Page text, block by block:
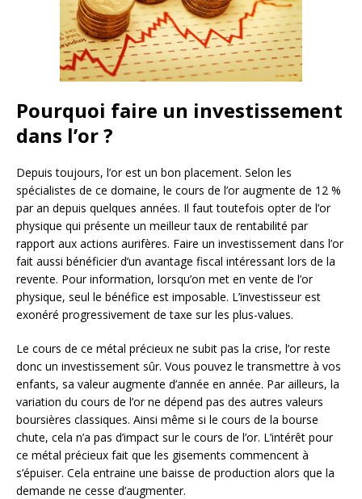
Pourquoi faire un investissement
dans l’or ?
Depuis toujours, l’or est un bon placement. Selon les
spécialistes de ce domaine, le cours de l’or augmente de 12 %
par an depuis quelques années. Il faut toutefois opter de l’or
physique qui présente un meilleur taux de rentabilité par
rapport aux actions aurifères. Faire un investissement dans l’or
fait aussi bénéficier d’un avantage fiscal intéressant lors de la
revente. Pour information, lorsqu’on met en vente de l’or
physique, seul le bénéfice est imposable. L’investisseur est
exonéré progressivement de taxe sur les plus-values.
Le cours de ce métal précieux ne subit pas la crise, l’or reste
donc un investissement sûr. Vous pouvez le transmettre à vos
enfants, sa valeur augmente d’année en année. Par ailleurs, la
variation du cours de l’or ne dépend pas des autres valeurs
boursières classiques. Ainsi même si le cours de la bourse
chute, cela n’a pas d’impact sur le cours de l’or. L’intérêt pour
ce métal précieux fait que les gisements commencent à
s’épuiser. Cela entraine une baisse de production alors que la
demande ne cesse d’augmenter.